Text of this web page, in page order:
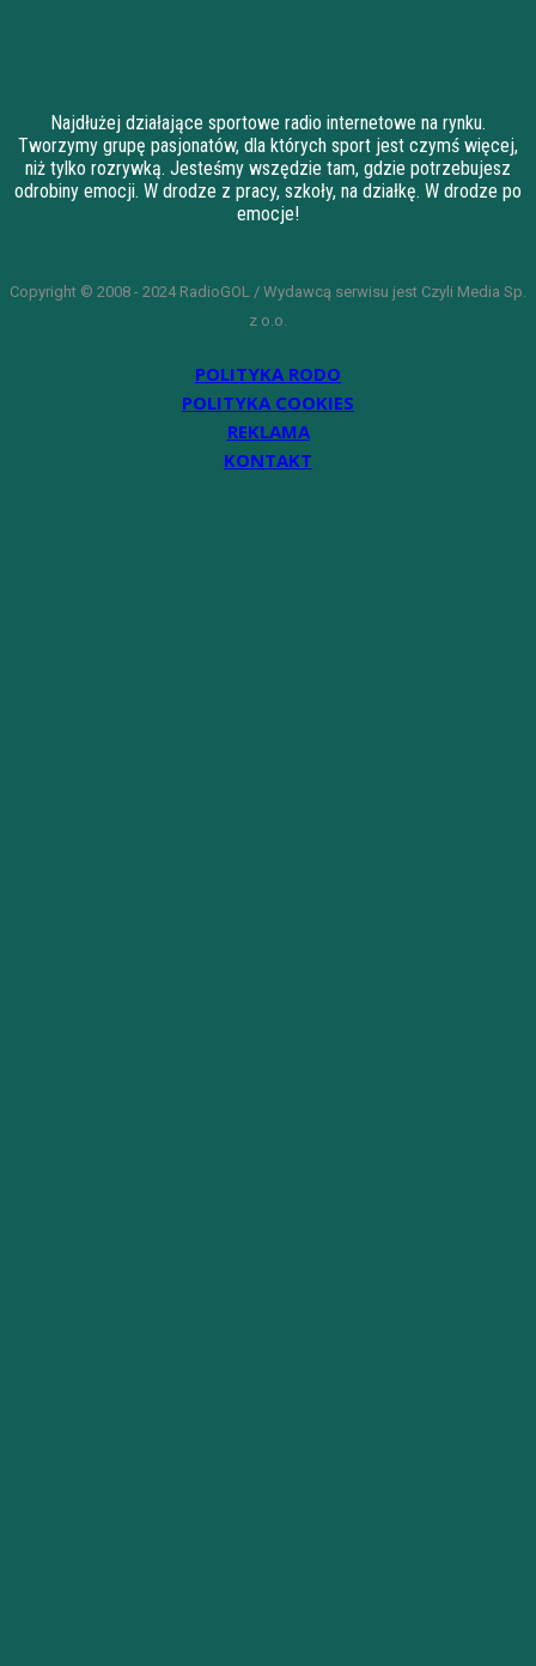
Najdłużej działające sportowe radio internetowe na rynku.
Tworzymy grupę pasjonatów, dla których sport jest czymś więcej,
niż tylko rozrywką. Jesteśmy wszędzie tam, gdzie potrzebujesz
odrobiny emocji. W drodze z pracy, szkoły, na działkę. W drodze po
emocje!
Copyright © 2008 - 2024 RadioGOL / Wydawcą serwisu jest Czyli Media Sp.
z o.o.
POLITYKA RODO
POLITYKA COOKIES
REKLAMA
KONTAKT